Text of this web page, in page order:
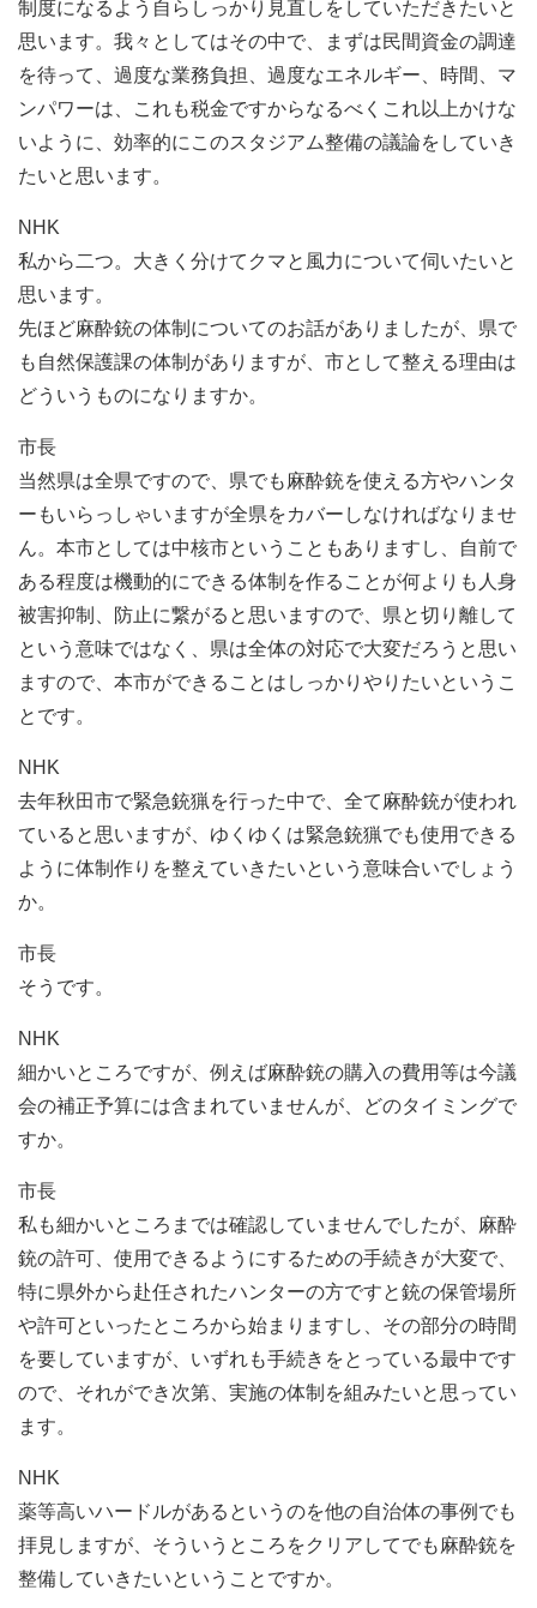
制度になるよう自らしっかり見直しをしていただきたいと
思います。我々としてはその中で、まずは民間資金の調達
を待って、過度な業務負担、過度なエネルギー、時間、マ
ンパワーは、これも税金ですからなるべくこれ以上かけな
いように、効率的にこのスタジアム整備の議論をしていき
たいと思います。
NHK
私から二つ。大きく分けてクマと風力について伺いたいと
思います。
先ほど麻酔銃の体制についてのお話がありましたが、県で
も自然保護課の体制がありますが、市として整える理由は
どういうものになりますか。
市長
当然県は全県ですので、県でも麻酔銃を使える方やハンタ
ーもいらっしゃいますが全県をカバーしなければなりませ
ん。本市としては中核市ということもありますし、自前で
ある程度は機動的にできる体制を作ることが何よりも人身
被害抑制、防止に繋がると思いますので、県と切り離して
という意味ではなく、県は全体の対応で大変だろうと思い
ますので、本市ができることはしっかりやりたいというこ
とです。
NHK
去年秋田市で緊急銃猟を行った中で、全て麻酔銃が使われ
ていると思いますが、ゆくゆくは緊急銃猟でも使用できる
ように体制作りを整えていきたいという意味合いでしょう
か。
市長
そうです。
NHK
細かいところですが、例えば麻酔銃の購入の費用等は今議
会の補正予算には含まれていませんが、どのタイミングで
すか。
市長
私も細かいところまでは確認していませんでしたが、麻酔
銃の許可、使用できるようにするための手続きが大変で、
特に県外から赴任されたハンターの方ですと銃の保管場所
や許可といったところから始まりますし、その部分の時間
を要していますが、いずれも手続きをとっている最中です
ので、それができ次第、実施の体制を組みたいと思ってい
ます。
NHK
薬等高いハードルがあるというのを他の自治体の事例でも
拝見しますが、そういうところをクリアしてでも麻酔銃を
整備していきたいということですか。